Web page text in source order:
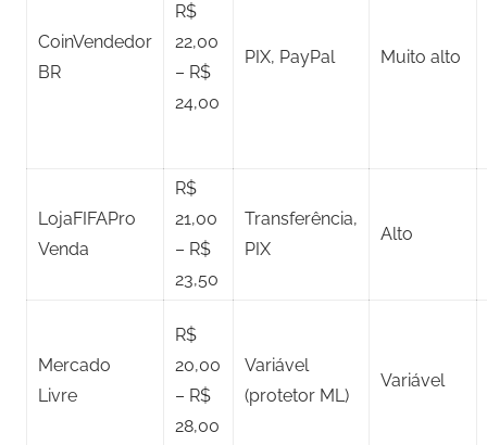
CoinVendedor
BR
R$
22,00
– R$
24,00
PIX, PayPal Muito alto
LojaFIFAPro
Venda
R$
21,00
– R$
23,50
Transferência,
PIX
Alto
Mercado
Livre
R$
20,00
– R$
28,00
Variável
(protetor ML)
Variável